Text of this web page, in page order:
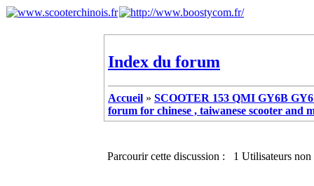
Index du forum
Accueil » SCOOTER 153 QMI GY6B
forum for chinese , taiwanese scooter and
Parcourir cette discussion : 1 Utilisateurs non